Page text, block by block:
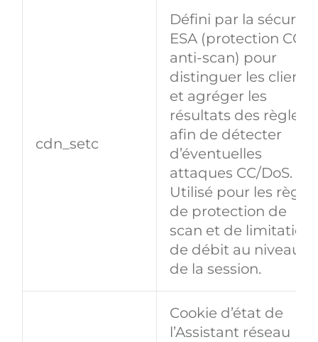
cdn_setc
Défini par la sécurité
ESA (protection CC
anti‑scan) pour
distinguer les clients
et agréger les
résultats des règles
afin de détecter
d’éventuelles
attaques CC/DoS.
Utilisé pour les
de protection de
scan et de limitation
de débit au niveau
de la session.
Cookie d’état de
l’Assistant réseau